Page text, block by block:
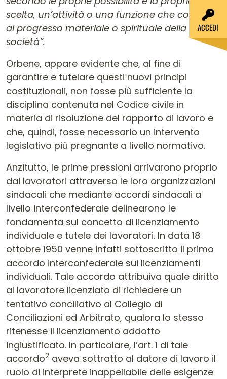
scelta, un’attività o una funzione che concorra
al progresso materiale o spirituale della
società”.
Orbene, appare evidente che, al fine di
garantire e tutelare questi nuovi principi
costituzionali, non fosse più sufficiente la
disciplina contenuta nel Codice civile in
materia di risoluzione del rapporto di lavoro e
che, quindi, fosse necessario un intervento
legislativo più pregnante a livello normativo.
Anzitutto, le prime pressioni arrivarono proprio
dai lavoratori attraverso le loro organizzazioni
sindacali che mediante accordi sindacali a
livello interconfederale delinearono le
fondamenta sul concetto di licenziamento
individuale e tutele dei lavoratori. In data 18
ottobre 1950 venne infatti sottoscritto il primo
accordo interconfederale sui licenziamenti
individuali. Tale accordo attribuiva quale diritto
al lavoratore licenziato di richiedere un
tentativo conciliativo al Collegio di
Conciliazioni ed Arbitrato, qualora lo stesso
ritenesse il licenziamento addotto
ingiustificato. In particolare, l’art. 1 di tale
accordo2 aveva sottratto al datore di lavoro il
ruolo di interprete inappellabile delle esigenze
ACCEDI